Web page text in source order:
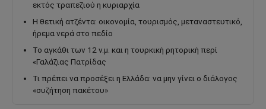
εκτός τραπεζιού η κυριαρχία
Η θετική ατζέντα: οικονομία, τουρισμός, μεταναστευτικό,
ήρεμα νερά στο πεδίο
Το αγκάθι των 12 ν.μ. και η τουρκική ρητορική περί
«Γαλάζιας Πατρίδας
Τι πρέπει να προσέξει η Ελλάδα: να μην γίνει ο διάλογος
«συζήτηση πακέτου»